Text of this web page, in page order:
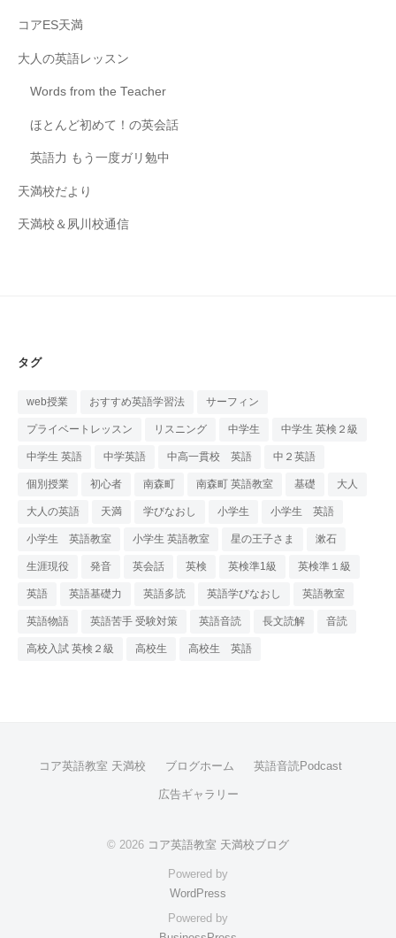
コアES天満
大人の英語レッスン
Words from the Teacher
ほとんど初めて！の英会話
英語力 もう一度ガリ勉中
天満校だより
天満校＆夙川校通信
タグ
web授業 おすすめ英語学習法 サーフィン
プライベートレッスン リスニング 中学生 中学生 英検２級
中学生 英語 中学英語 中高一貫校 英語 中２英語
個別授業 初心者 南森町 南森町 英語教室 基礎 大人
大人の英語 天満 学びなおし 小学生 小学生 英語
小学生 英語教室 小学生 英語教室 星の王子さま 漱石
生涯現役 発音 英会話 英検 英検準1級 英検準１級
英語 英語基礎力 英語多読 英語学びなおし 英語教室
英語物語 英語苦手 受験対策 英語音読 長文読解 音読
高校入試 英検２級 高校生 高校生 英語
コア英語教室 天満校 ブログホーム 英語音読Podcast
広告ギャラリー
© 2026 コア英語教室 天満校ブログ
Powered by
WordPress
Powered by